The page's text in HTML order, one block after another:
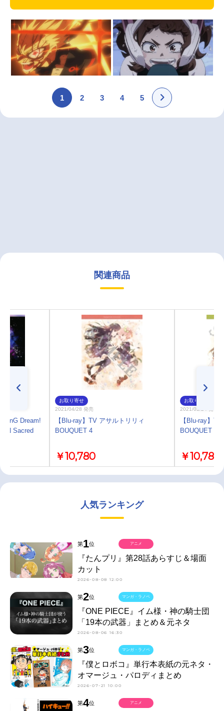
1 2 3 4 5
関連商品
Dream!
Sacred
お取り寄せ
2021/04/28 発売
【Blu-ray】TV アサルトリリィ
BOUQUET 4
￥10,780
お取り寄せ
2021/03/24 発売
【Blu-ray】
BOUQUET 3
￥10,780
人気ランキング
第1位
『たんプリ』第28話あらすじ＆場面
カット
2026-08-08 12:00
アニメ
第2位
『ONE PIECE』イム様・神の騎士団
「19本の武器」まとめ＆元ネタ
2026-08-06 16:30
マンガ・ラノベ
第3位
『僕とロボコ』単行本表紙の元ネタ・
オマージュ・パロディまとめ
2026-07-21 10:00
マンガ・ラノベ
第4位 アニメ